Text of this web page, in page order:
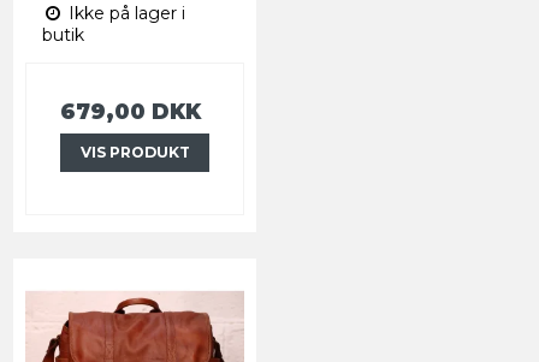
Ikke på lager i
butik
679,00 DKK
VIS PRODUKT